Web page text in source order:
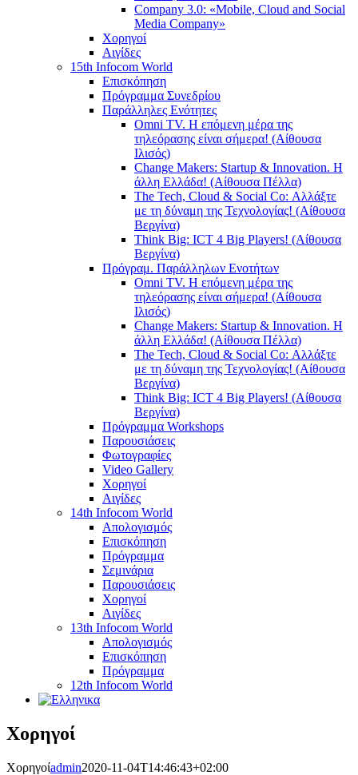
Company 3.0: «Mobile, Cloud and Social
Media Company»
Χορηγοί
Αιγίδες
15th Infocom World
Επισκόπηση
Πρόγραμμα Συνεδρίου
Παράλληλες Ενότητες
Omni TV. Η επόμενη μέρα της
τηλεόρασης είναι σήμερα! (Αίθουσα
Ιλισός)
Change Makers: Startup & Innovation. Η
άλλη Ελλάδα! (Αίθουσα Πέλλα)
The Tech, Cloud & Social Co: Αλλάξτε
με τη δύναμη της Τεχνολογίας! (Αίθουσα
Βεργίνα)
Think Big: ICT 4 Big Players! (Αίθουσα
Βεργίνα)
Πρόγραμ. Παράλληλων Ενοτήτων
Omni TV. Η επόμενη μέρα της
τηλεόρασης είναι σήμερα! (Αίθουσα
Ιλισός)
Change Makers: Startup & Innovation. Η
άλλη Ελλάδα! (Αίθουσα Πέλλα)
The Tech, Cloud & Social Co: Αλλάξτε
με τη δύναμη της Τεχνολογίας! (Αίθουσα
Βεργίνα)
Think Big: ICT 4 Big Players! (Αίθουσα
Βεργίνα)
Πρόγραμμα Workshops
Παρουσιάσεις
Φωτογραφίες
Video Gallery
Χορηγοί
Αιγίδες
14th Infocom World
Απολογισμός
Επισκόπηση
Πρόγραμμα
Σεμινάρια
Παρουσιάσεις
Χορηγοί
Αιγίδες
13th Infocom World
Απολογισμός
Επισκόπηση
Πρόγραμμα
12th Infocom World
Χορηγοί
Χορηγοίadmin2020-11-04T14:46:43+02:00